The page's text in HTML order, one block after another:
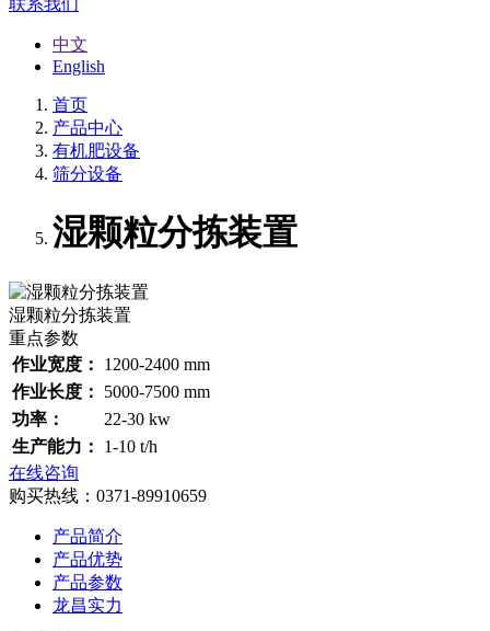
联系我们
中文
English
首页
产品中心
有机肥设备
筛分设备
湿颗粒分拣装置
湿颗粒分拣装置
重点参数
作业宽度：
1200-2400 mm
作业长度：
5000-7500 mm
功率：
22-30 kw
生产能力：
1-10 t/h
在线咨询
购买热线： 0371-89910659
产品简介
产品优势
产品参数
龙昌实力